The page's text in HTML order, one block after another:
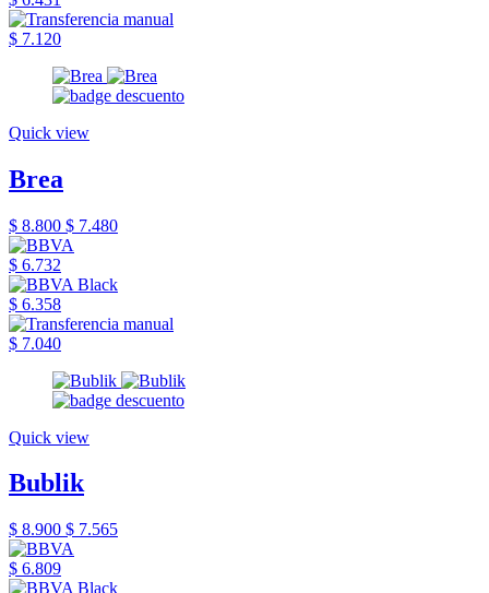
$ 7.120
Quick view
Brea
$ 8.800 $ 7.480
$ 6.732
$ 6.358
$ 7.040
Quick view
Bublik
$ 8.900 $ 7.565
$ 6.809